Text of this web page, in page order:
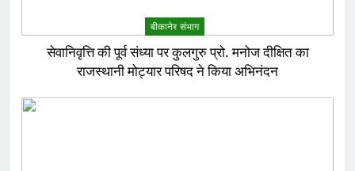
बीकानेर संभाग
सेवानिवृत्ति की पूर्व संध्या पर कुलगुरु प्रो. मनोज दीक्षित का
राजस्थानी मोट्यार परिषद ने किया अभिनंदन